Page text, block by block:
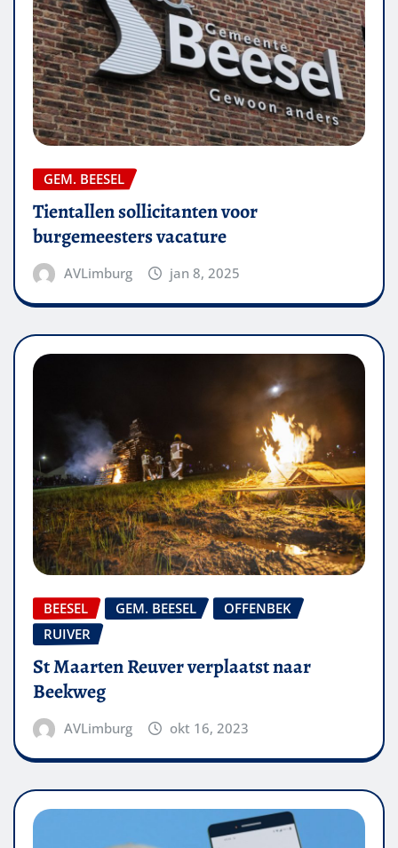
GEM. BEESEL
Tientallen sollicitanten voor
burgemeesters vacature
AVLimburg jan 8, 2025
BEESEL GEM. BEESEL
OFFENBEK
RUIVER
St Maarten Reuver verplaatst naar
Beekweg
AVLimburg okt 16, 2023